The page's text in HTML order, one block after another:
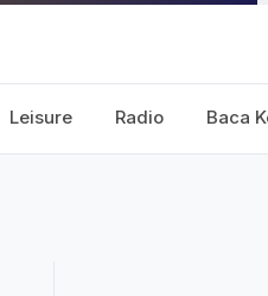
Leisure Radio Baca